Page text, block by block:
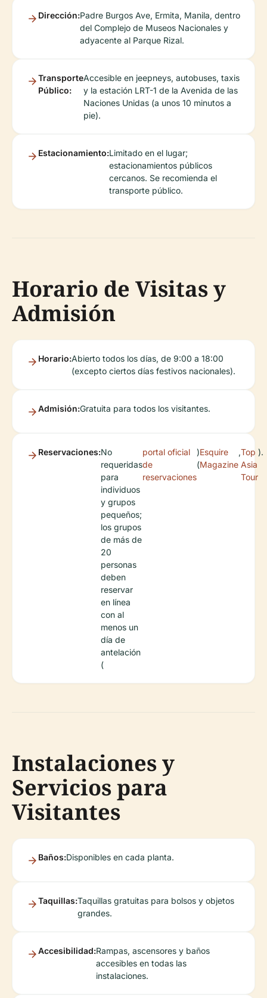
Dirección:Padre Burgos Ave, Ermita, Manila, dentro
del Complejo de Museos Nacionales y
adyacente al Parque Rizal.
Transporte
Público:
Accesible en jeepneys, autobuses, taxis
y la estación LRT-1 de la Avenida de las
Naciones Unidas (a unos 10 minutos a
pie).
Estacionamiento:Limitado en el lugar;
estacionamientos públicos
cercanos. Se recomienda el
transporte público.
Horario de Visitas y
Admisión
Horario:Abierto todos los días, de 9:00 a 18:00
(excepto ciertos días festivos nacionales).
Admisión:Gratuita para todos los visitantes.
Reservaciones:No
requeridas
para
individuos
y grupos
pequeños;
los grupos
de más de
20
personas
deben
reservar
en línea
con al
menos un
día de
antelación
(
portal oficial
de
reservaciones
)
(
Esquire
Magazine
,Top
Asia
Tour
).
Instalaciones y
Servicios para
Visitantes
Baños:Disponibles en cada planta.
Taquillas:Taquillas gratuitas para bolsos y objetos
grandes.
Accesibilidad:Rampas, ascensores y baños
accesibles en todas las
instalaciones.